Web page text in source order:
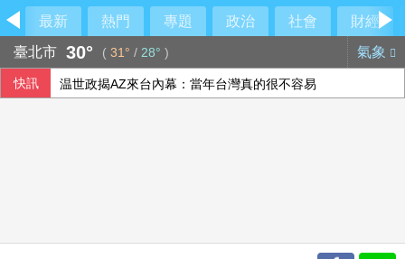
最新 熱門 專題 政治 社會
財經
臺北市 30° ( 31° / 28° ) 氣象
快訊 温世政揭AZ來台內幕：當年台灣真的很不容易